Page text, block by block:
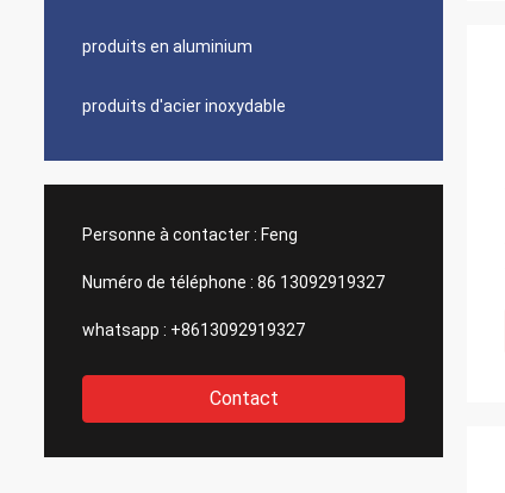
produits en aluminium
produits d'acier inoxydable
Personne à contacter : Feng
Numéro de téléphone : 86 13092919327
whatsapp : +8613092919327
Contact